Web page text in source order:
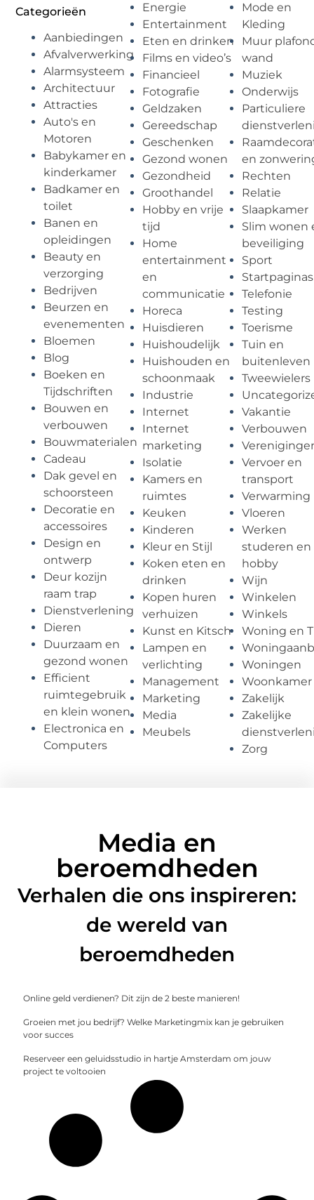
Categorieën
Aanbiedingen
Afvalverwerking
Alarmsysteem
Architectuur
Attracties
Auto's en
Motoren
Babykamer en
kinderkamer
Badkamer en
toilet
Banen en
opleidingen
Beauty en
verzorging
Bedrijven
Beurzen en
evenementen
Bloemen
Blog
Boeken en
Tijdschriften
Bouwen en
verbouwen
Bouwmaterialen
Cadeau
Dak gevel en
schoorsteen
Decoratie en
accessoires
Design en
ontwerp
Deur kozijn
raam trap
Dienstverlening
Dieren
Duurzaam en
gezond wonen
Efficient
ruimtegebruik
en klein wonen
Electronica en
Computers
Energie
Entertainment
Eten en drinken
Films en video’s
Financieel
Fotografie
Geldzaken
Gereedschap
Geschenken
Gezond wonen
Gezondheid
Groothandel
Hobby en vrije
tijd
Home
entertainment
en
communicatie
Horeca
Huisdieren
Huishoudelijk
Huishouden en
schoonmaak
Industrie
Internet
Internet
marketing
Isolatie
Kamers en
ruimtes
Keuken
Kinderen
Kleur en Stijl
Koken eten en
drinken
Kopen huren
verhuizen
Kunst en Kitsch
Lampen en
verlichting
Management
Marketing
Media
Meubels
Mode en
Kleding
Muur
wand
Muziek
Onderwijs
Particuliere
en
Rechten
Relatie
Slaapkamer
Slim wonen
beveiliging
Sport
Startpaginas
Telefonie
Testing
Toerisme
Tuin en
buitenleven
Tweewielers
Vakantie
Verbouwen
Vervoer en
transport
Verwarming
Vloeren
Werken
studeren en
hobby
Wijn
Winkelen
Winkels
Woning en
Woningen
Woonkamer
Zakelijk
Zakelijke
Zorg
Media en
beroemdheden
Verhalen die ons inspireren:
de wereld van
beroemdheden
Online geld verdienen? Dit zijn de 2 beste manieren!
Groeien met jou bedrijf? Welke Marketingmix kan je gebruiken
voor succes
Reserveer een geluidsstudio in hartje Amsterdam om jouw
project te voltooien